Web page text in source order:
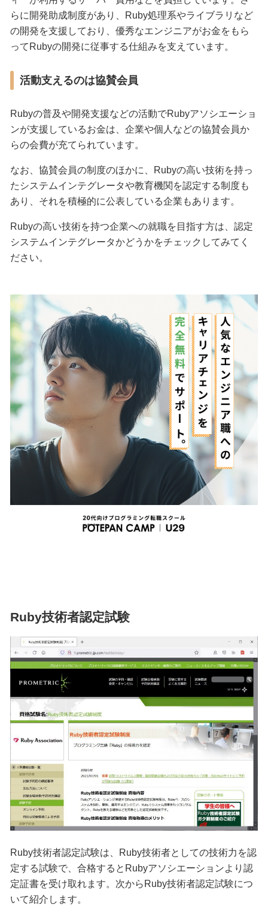
らに開発助成制度があり、Ruby処理系やライブラリなど
の開発を支援しており、優秀なエンジニアがお金をもら
ってRubyの開発に従事する仕組みを支えています。
活動支えるのは協賛会員
Rubyの普及や開発支援などの活動でRubyアソシエーショ
ンが支援しているお金は、企業や個人などの協賛会員か
らの会費が充てられています。
なお、協賛会員の制度のほかに、Rubyの高い技術を持っ
たシステムインテグレータや教育機関を認定する制度も
あり、それを積極的に公表している企業もあります。
Rubyの高い技術を持つ企業への就職を目指す方は、認定
システムインテグレータかどうかをチェックしてみてく
ださい。
Ruby技術者認定試験
Ruby技術者認定試験は、Ruby技術者としての技術力を認
定する試験で、合格するとRubyアソシエーションより認
定証書を受け取れます。次からRuby技術者認定試験につ
いて紹介します。